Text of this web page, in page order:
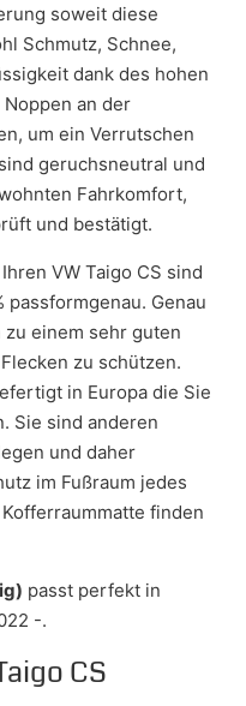
soweit diese
Schmutz, Schnee,
dank des hohen
Noppen an der
um ein Verrutschen
geruchsneutral und
Fahrkomfort,
und bestätigt.
VW Taigo CS sind
passformgenau. Genau
einem sehr guten
zu schützen.
in Europa die Sie
Sie sind anderen
und daher
im Fußraum jedes
finden
passt perfekt in
-.
CS